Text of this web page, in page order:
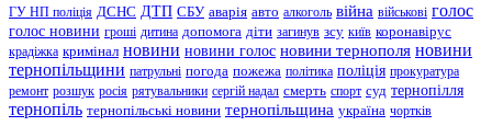
ГУ НП поліція ДСНС ДТП СБУ аварія авто алкоголь війна військові голос
голос новини гроші дитина допомога діти загинув зсу київ коронавірус
крадіжка кримінал новини новини голос новини тернополя новини
тернопільщини патрульні погода пожежа політика поліція прокуратура
ремонт розшук росія рятувальники сергій надал смерть спорт суд тернопілля
тернопіль тернопільські новини тернопільщина україна чортків